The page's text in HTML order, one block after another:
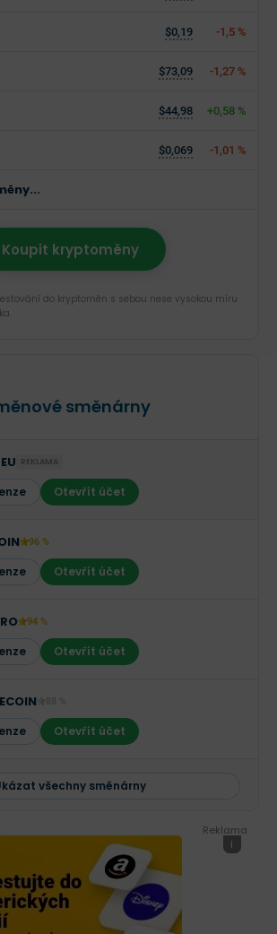
$0,19 -1,5 %
$73,09 -1,27 %
$44,98 +0,58 %
$0,069 -1,01 %
Koupit kryptoměny
do kryptoměn s sebou nese vysokou míru
směnárny
REKLAMA
Otevřít účet
96 %
Otevřít účet
94 %
Otevřít účet
Otevřít účet
všechny směnárny
Reklama
i